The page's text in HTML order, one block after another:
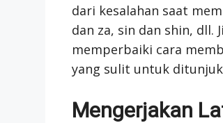
dari kesalahan saat
dan za, sin dan shin, dll.
memperbaiki cara
yang sulit untuk
Mengerjakan